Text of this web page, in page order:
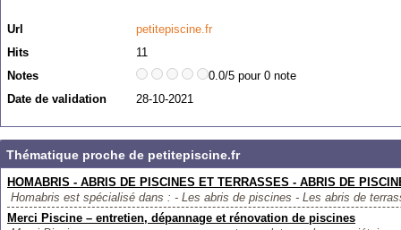
Url
petitepiscine.fr
Hits
11
Notes
0.0/5 pour 0 note
Date de validation
28-10-2021
Thématique proche de petitepiscine.fr
HOMABRIS - ABRIS DE PISCINES ET TERRASSES - ABRIS DE
Homabris est spécialisé dans : - Les abris de piscines - Les abris de
Merci Piscine – entretien, dépannage et rénovation de piscines